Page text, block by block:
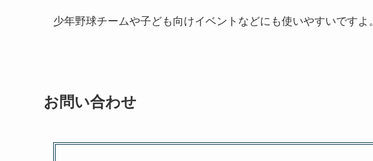
少年野球チームや子ども向けイベントなどにも使いやすいですよ。
お問い合わせ